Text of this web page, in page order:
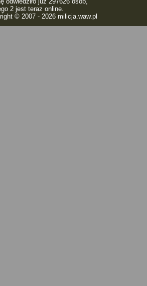
2 jest teraz online.
© 2007 - 2026 milicja.waw.pl